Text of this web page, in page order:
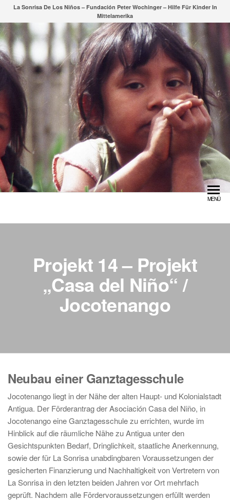
Zum
springen
La Sonrisa De Los Niños – Fundación Peter Wochinger – Hilfe Für Kinder In
Mittelamerika
MENÜ
Projekt 14 – Projekt
„Casa del Niño“ /
Jocotenango
Neubau einer Ganztagesschule
Jocotenango liegt in der Nähe der alten Haupt- und Kolonialstadt
Antigua. Der Förderantrag der Asociación Casa del Niño, in
Jocotenango eine Ganztagesschule zu errichten, wurde im
Hinblick auf die räumliche Nähe zu Antigua unter den
Gesichtspunkten Bedarf, Dringlichkeit, staatliche Anerkennung,
sowie der für La Sonrisa unabdingbaren Voraussetzungen der
gesicherten Finanzierung und Nachhaltigkeit von Vertretern von
La Sonrisa in den letzten beiden Jahren vor Ort mehrfach
geprüft. Nachdem alle Fördervoraussetzungen erfüllt werden